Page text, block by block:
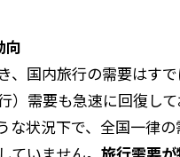
向
、国内旅行の需要はす
）需要も急速に回復し
な状況下で、全国一律